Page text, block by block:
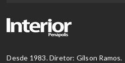
Desde 1983. Diretor: Gilson Ramos.